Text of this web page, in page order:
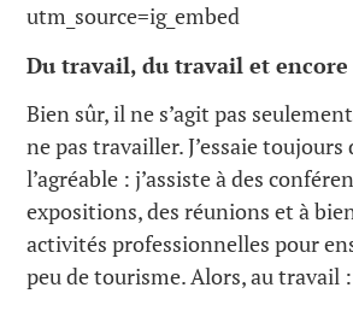
utm_source=ig_embed
Du travail, du travail et
Bien sûr, il ne s’agit pas
ne pas travailler. J’essaie toujours
l’agréable : j’assiste à des
expositions, des réunions et à
activités professionnelles pour
peu de tourisme. Alors, au travail :